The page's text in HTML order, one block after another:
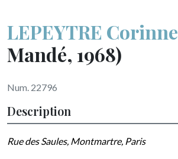
LEPEYTRE Corinne
Mandé, 1968)
Num. 22796
Description
Rue des Saules, Montmartre, Paris